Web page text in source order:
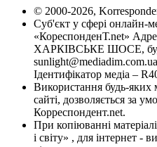
© 2000-2026,
Суб'єкт у сфері онлайн-
«КореспонденТ.net»
ХАРКІВСЬКЕ ШОСЕ,
sunlight@mediadim.com.ua
Ідентифікатор медіа –
Використання будь-яких
сайті, дозволяється за
Корреспондент.net.
При копіюванні
і світу» , для інтернет -